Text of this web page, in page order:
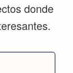
donde